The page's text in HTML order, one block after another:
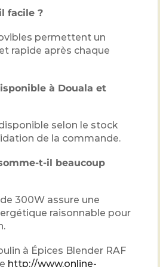
facile ?
permettent un
rapide après chaque
à Douala et
selon le stock
de la commande.
t-il beaucoup
300W assure une
raisonnable pour
à Épices Blender RAF
http://www.online-